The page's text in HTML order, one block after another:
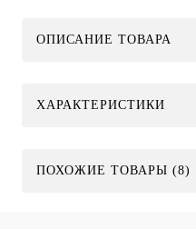
ОПИСАНИЕ ТОВАРА
ХАРАКТЕРИСТИКИ
ПОХОЖИЕ ТОВАРЫ (8)